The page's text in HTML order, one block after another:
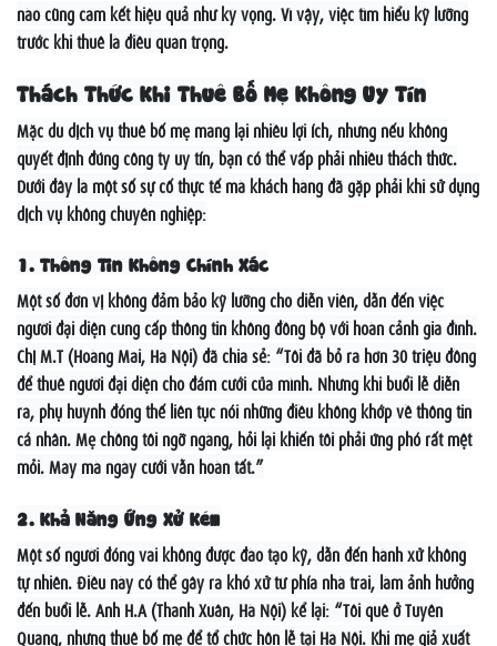
nào cũng cam kết hiệu quả như kỳ vọng. Vì vậy, việc tìm hiểu kỹ lưỡng
trước khi thuê là điều quan trọng.
Thách Thức Khi Thuê Bố Mẹ Không Uy Tín
Mặc dù dịch vụ thuê bố mẹ mang lại nhiều lợi ích, nhưng nếu không
quyết định đúng công ty uy tín, bạn có thể vấp phải nhiều thách thức.
Dưới đây là một số sự cố thực tế mà khách hàng đã gặp phải khi sử dụng
dịch vụ không chuyên nghiệp:
1. Thông Tin Không Chính Xác
Một số đơn vị không đảm bảo kỹ lưỡng cho diễn viên, dẫn đến việc
người đại diện cung cấp thông tin không đồng bộ với hoàn cảnh gia đình.
Chị M.T (Hoàng Mai, Hà Nội) đã chia sẻ: “Tôi đã bỏ ra hơn 30 triệu đồng
để thuê người đại diện cho đám cưới của mình. Nhưng khi buổi lễ diễn
ra, phụ huynh đóng thế liên tục nói những điều không khớp về thông tin
cá nhân. Mẹ chồng tôi ngỡ ngàng, hỏi lại khiến tôi phải ứng phó rất mệt
mỏi. May mà ngày cưới vẫn hoàn tất.”
2. Khả Năng Ứng Xử Kém
Một số người đóng vai không được đào tạo kỹ, dẫn đến hành xử không
tự nhiên. Điều này có thể gây ra khó xử từ phía nhà trai, làm ảnh hưởng
đến buổi lễ. Anh H.A (Thanh Xuân, Hà Nội) kể lại: “Tôi quê ở Tuyên
Quang, nhưng thuê bố mẹ để tổ chức hôn lễ tại Hà Nội. Khi mẹ giả xuất